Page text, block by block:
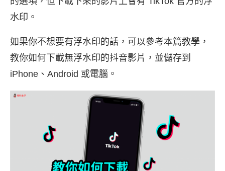
水印。
如果你不想要有浮水印的話，可以參考本篇教學，
教你如何下載無浮水印的抖音影片，並儲存到
iPhone、Android 或電腦。